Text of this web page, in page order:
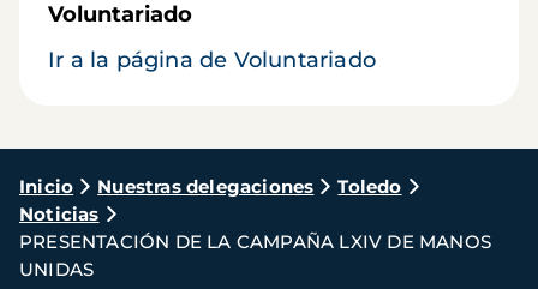
Voluntariado
Ir a la página de Voluntariado
Ruta
de
navegación
Inicio Nuestras delegaciones
Toledo
Noticias
PRESENTACIÓN DE LA CAMPAÑA LXIV DE MANOS
UNIDAS